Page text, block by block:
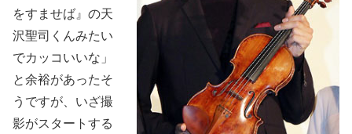
をすませば』の天
沢聖司くんみたい
でカッコいいな」
と余裕があったそ
うですが、いざ撮
影がスタートする